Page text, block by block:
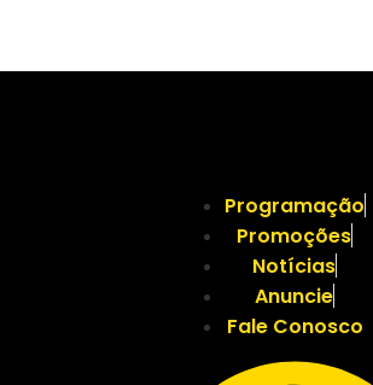
Programação
Promoções
Notícias
Anuncie
Fale Conosco